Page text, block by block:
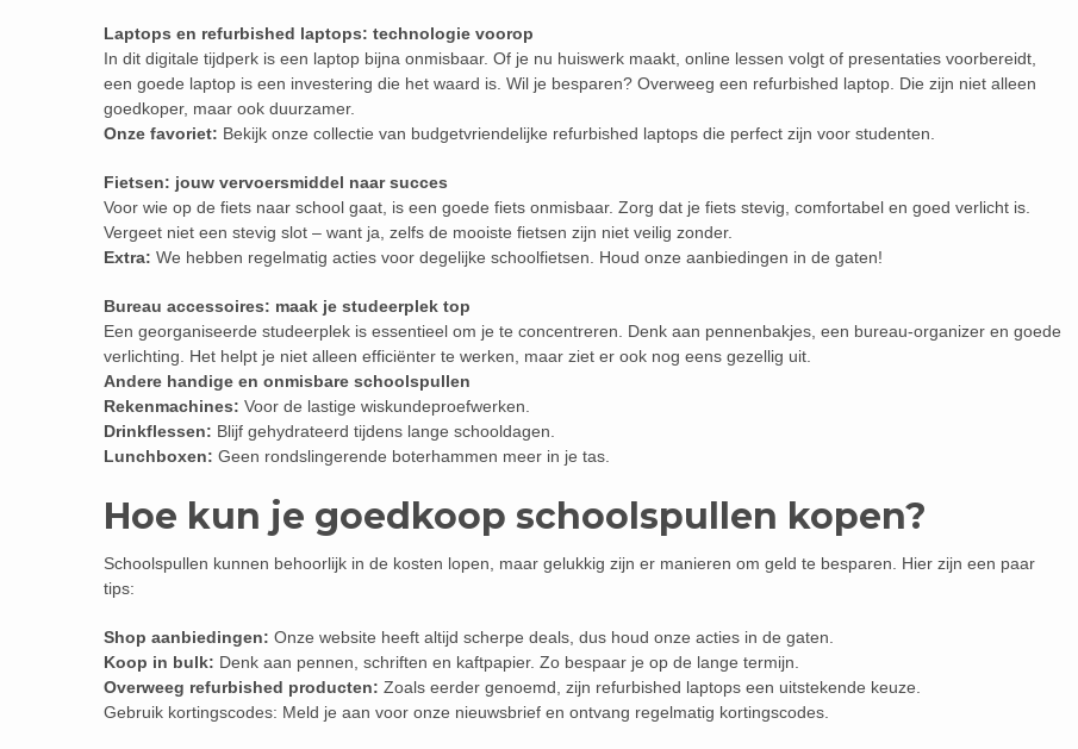
Laptops en refurbished laptops: technologie voorop
In dit digitale tijdperk is een laptop bijna onmisbaar. Of je nu huiswerk maakt, online lessen volgt of presentaties voorbereidt,
een goede laptop is een investering die het waard is. Wil je besparen? Overweeg een refurbished laptop. Die zijn niet alleen
goedkoper, maar ook duurzamer.
Onze favoriet: Bekijk onze collectie van budgetvriendelijke refurbished laptops die perfect zijn voor studenten.
Fietsen: jouw vervoersmiddel naar succes
Voor wie op de fiets naar school gaat, is een goede fiets onmisbaar. Zorg dat je fiets stevig, comfortabel en goed verlicht is.
Vergeet niet een stevig slot – want ja, zelfs de mooiste fietsen zijn niet veilig zonder.
Extra: We hebben regelmatig acties voor degelijke schoolfietsen. Houd onze aanbiedingen in de gaten!
Bureau accessoires: maak je studeerplek top
Een georganiseerde studeerplek is essentieel om je te concentreren. Denk aan pennenbakjes, een bureau-organizer en goede
verlichting. Het helpt je niet alleen efficiënter te werken, maar ziet er ook nog eens gezellig uit.
Andere handige en onmisbare schoolspullen
Rekenmachines: Voor de lastige wiskundeproefwerken.
Drinkflessen: Blijf gehydrateerd tijdens lange schooldagen.
Lunchboxen: Geen rondslingerende boterhammen meer in je tas.
Hoe kun je goedkoop schoolspullen kopen?
Schoolspullen kunnen behoorlijk in de kosten lopen, maar gelukkig zijn er manieren om geld te besparen. Hier zijn een paar
tips:
Shop aanbiedingen: Onze website heeft altijd scherpe deals, dus houd onze acties in de gaten.
Koop in bulk: Denk aan pennen, schriften en kaftpapier. Zo bespaar je op de lange termijn.
Overweeg refurbished producten: Zoals eerder genoemd, zijn refurbished laptops een uitstekende keuze.
Gebruik kortingscodes: Meld je aan voor onze nieuwsbrief en ontvang regelmatig kortingscodes.